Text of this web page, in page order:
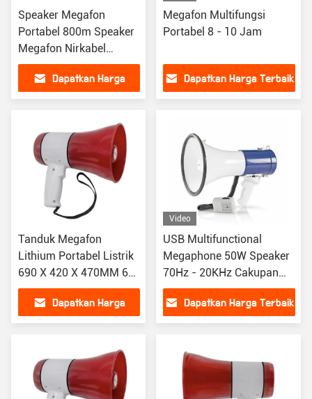
Speaker Megafon
Portabel 800m Speaker
Megafon Nirkabel
Baterai Isi Ulang
Dapatkan Harga
Megafon Multifungsi
Portabel 8 - 10 Jam
Dapatkan Harga Terbaik
Tanduk Megafon
Lithium Portabel Listrik
690 X 420 X 470MM 6
Sampai 24V
Dapatkan Harga
Video
USB Multifunctional
Megaphone 50W Speaker
70Hz - 20KHz Cakupan
0,8 hingga 1KM
Dapatkan Harga Terbaik